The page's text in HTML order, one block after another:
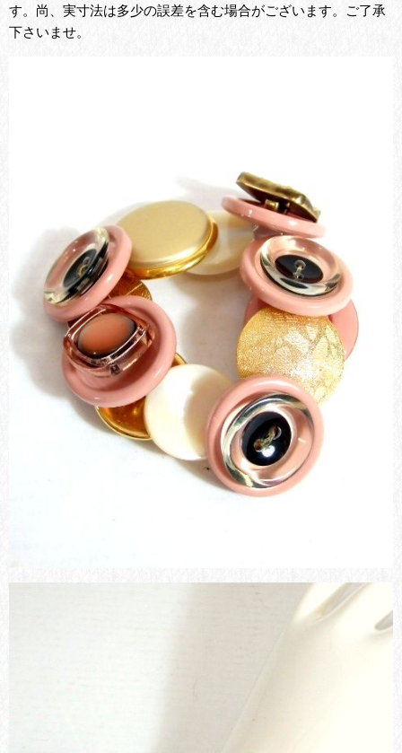
す。尚、実寸法は多少の誤差を含む場合がございます。ご了承
下さいませ。